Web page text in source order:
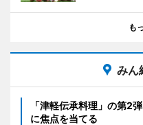
も
みん
「津軽伝承料理」の第2
に焦点を当てる